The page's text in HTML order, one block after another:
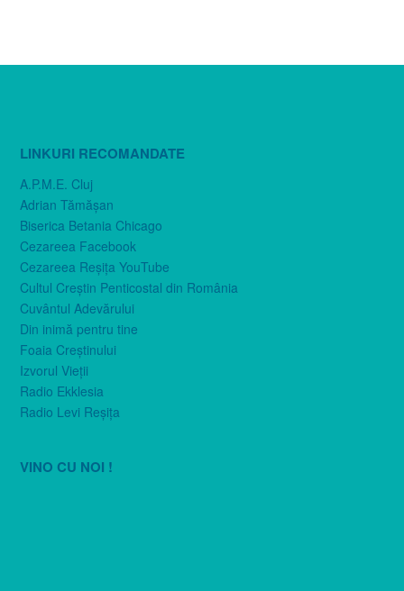
LINKURI RECOMANDATE
A.P.M.E. Cluj
Adrian Tămăşan
Biserica Betania Chicago
Cezareea Facebook
Cezareea Reşiţa YouTube
Cultul Creştin Penticostal din România
Cuvântul Adevărului
Din inimă pentru tine
Foaia Creştinului
Izvorul Vieţii
Radio Ekklesia
Radio Levi Reşiţa
VINO CU NOI !